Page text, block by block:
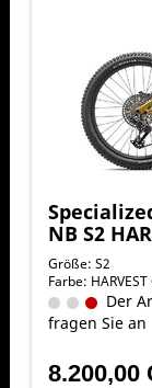
NB S2
Größe: S2
Farbe:
Der
fragen Sie an
8.200,00